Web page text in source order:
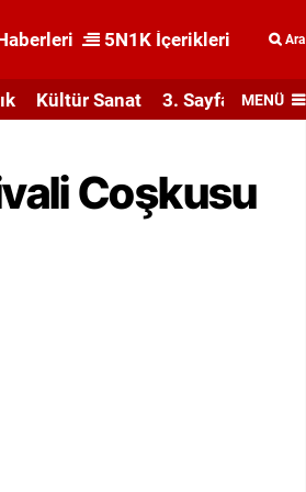
5N1K İçerikleri Ara
Kültür Sanat 3. Sayfa MENÜ
Coşkusu